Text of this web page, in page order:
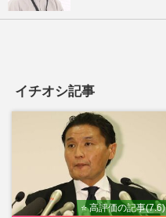
イチオシ記事
⭐ 高評価の記事(7.6)